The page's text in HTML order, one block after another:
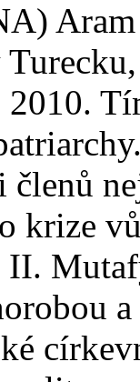
Aram
členů
krize
II.